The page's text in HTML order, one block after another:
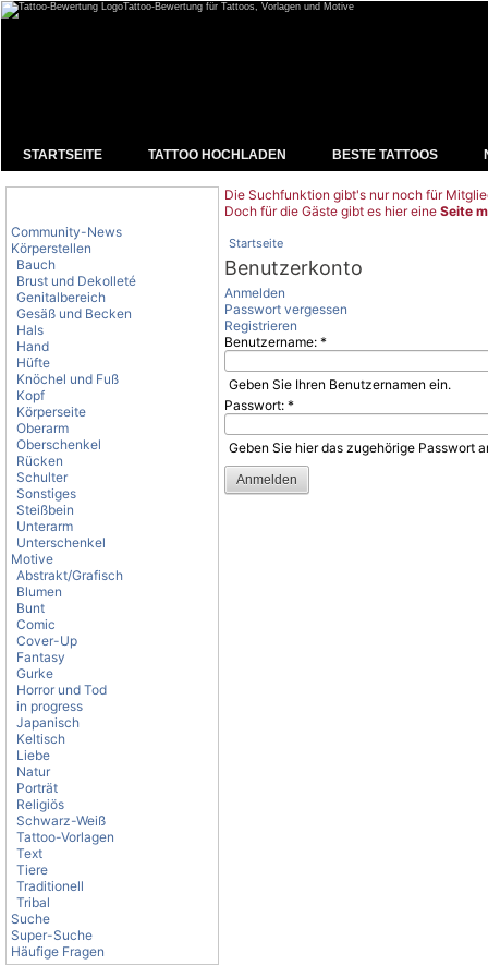
Tattoo-Bewertung für Tattoos, Vorlagen und Motive
STARTSEITE TATTOO HOCHLADEN BESTE TATTOOS
Community-News
Körperstellen
Bauch
Brust und Dekolleté
Genitalbereich
Gesäß und Becken
Hals
Hand
Hüfte
Knöchel und Fuß
Kopf
Körperseite
Oberarm
Oberschenkel
Rücken
Schulter
Sonstiges
Steißbein
Unterarm
Unterschenkel
Motive
Abstrakt/Grafisch
Blumen
Bunt
Comic
Cover-Up
Fantasy
Gurke
Horror und Tod
in progress
Japanisch
Keltisch
Liebe
Natur
Porträt
Religiös
Schwarz-Weiß
Tattoo-Vorlagen
Text
Tiere
Traditionell
Tribal
Suche
Super-Suche
Häufige Fragen
Die Suchfunktion gibt's nur noch für
Doch für die Gäste gibt es hier eine Seite
Startseite
Benutzerkonto
Anmelden
Passwort vergessen
Registrieren
Benutzername: *
Geben Sie Ihren Benutzernamen ein.
Passwort: *
Geben Sie hier das zugehörige Passwort